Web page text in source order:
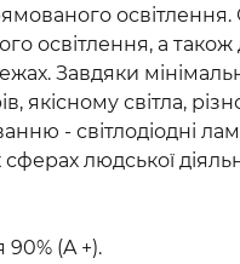
освітлення.
освітлення, а
Завдяки
світла,
- світлодіодні
людської
90% (A +).